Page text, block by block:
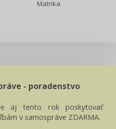
Matrika
- poradenstvo
aj tento rok poskytovať
v samospráve ZDARMA.